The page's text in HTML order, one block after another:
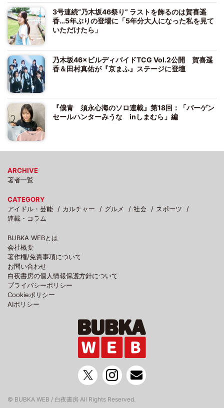
3号連続“乃木坂46祭り” ラストを飾るのは賀喜遥
香…5年ぶりの登場に「5年分大人になった私を見て
いただけたら」
乃木坂46×ビルディバイドTCG Vol.2公開 賀喜遥
香＆田村真佑が『京まふ』ステージに登壇
『僕青 須永心海のソロ連載』第18回：「バーゲン
セールハンターみうな inしまむら」編
ARCHIVE
著者一覧
CATEGORY
アイドル・芸能
カルチャー グルメ 社会
スポーツ
連載・コラム
BUBKA WEBとは
会社概要
著作権/免責事項について
お問い合わせ
白夜書房の個人情報保護方針について
プライバシーポリシー
Cookieポリシー
AIポリシー
© BUBKA WEB / 白夜書房 All Rights Reserved.